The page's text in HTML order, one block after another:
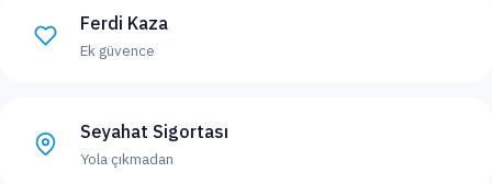
Ferdi Kaza
Ek güvence
Seyahat Sigortası
Yola çıkmadan